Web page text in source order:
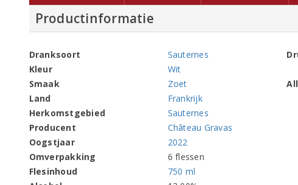
Productinformatie
Dranksoort
Sauternes
Kleur
Wit
Smaak
Zoet
Land
Frankrijk
Herkomstgebied
Sauternes
Producent
Château Gravas
Oogstjaar
2022
Omverpakking
6 flessen
Flesinhoud
750 ml